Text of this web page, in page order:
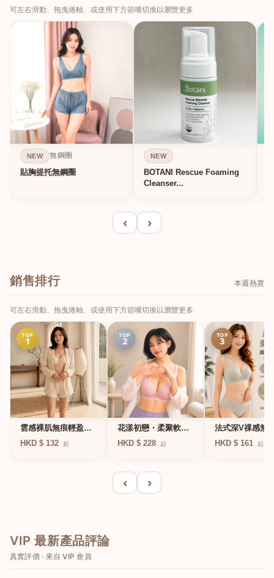
可左右滑動、拖曳捲軸、或使用下方箭嘴切換以瀏覽更多
NEW 無鋼圈
貼胸提托無鋼圈
NEW
BOTANI Rescue Foaming
Cleanser...
‹ ›
銷售排行 本週熱賣
可左右滑動、拖曳捲軸、或使用下方箭嘴切換以瀏覽更多
TOP
1
雲感裸肌無痕輕盈無
鋼圈內衣
HKD $ 132 起
TOP
2
花漾初戀・柔聚軟鋼
圈蕾絲內衣
HKD $ 228 起
TOP
3
法式深V祼感無
凍軟支撐條無鋼
HKD $ 161 起
‹ ›
VIP 最新產品評論
真實評價 · 來自 VIP 會員